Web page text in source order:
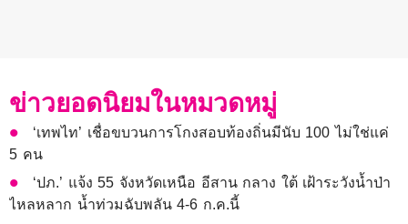
ข่าวยอดนิยมในหมวดหมู่
‘เทพไท’ เชื่อขบวนการโกงสอบท้องถิ่นมีนับ 100 ไม่ใช่แค่
5 คน
‘ปภ.’ แจ้ง 55 จังหวัดเหนือ อีสาน กลาง ใต้ เฝ้าระวังน้ำป่า
ไหลหลาก น้ำท่วมฉับพลัน 4-6 ก.ค.นี้